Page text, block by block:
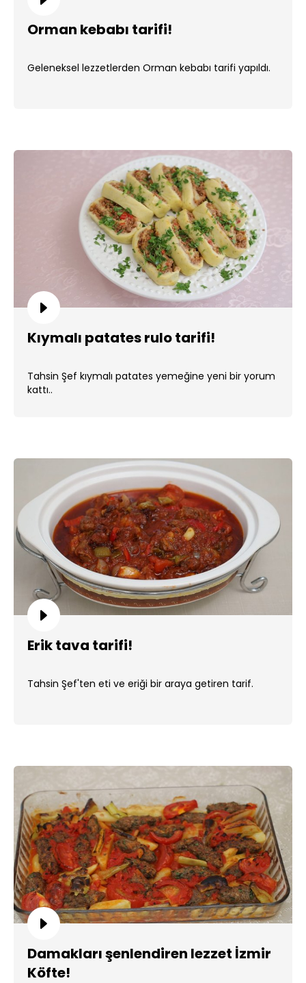
Orman kebabı tarifi!
Geleneksel lezzetlerden Orman kebabı tarifi yapıldı.
Kıymalı patates rulo tarifi!
Tahsin Şef kıymalı patates yemeğine yeni bir yorum
kattı..
Erik tava tarifi!
Tahsin Şef'ten eti ve eriği bir araya getiren tarif.
Damakları şenlendiren lezzet İzmir
Köfte!